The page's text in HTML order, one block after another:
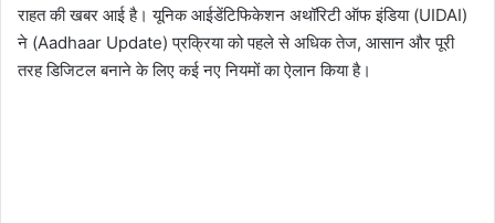
राहत की खबर आई है। यूनिक आईडेंटिफिकेशन अथॉरिटी ऑफ इंडिया (UIDAI)
ने (Aadhaar Update) प्रक्रिया को पहले से अधिक तेज, आसान और पूरी
तरह डिजिटल बनाने के लिए कई नए नियमों का ऐलान किया है।